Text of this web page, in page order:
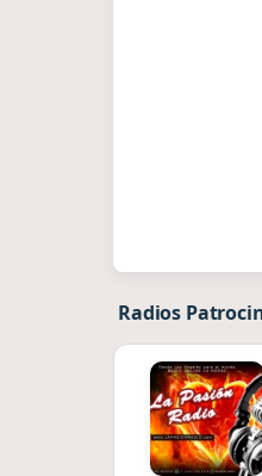
Radios